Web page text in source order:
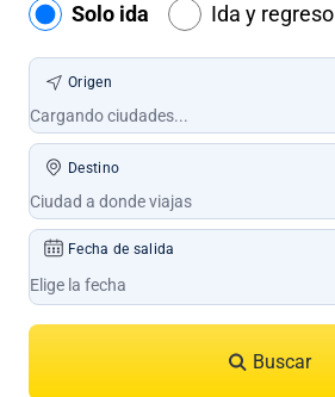
Solo ida Ida y regreso
Origen
Destino
Fecha de salida
Buscar